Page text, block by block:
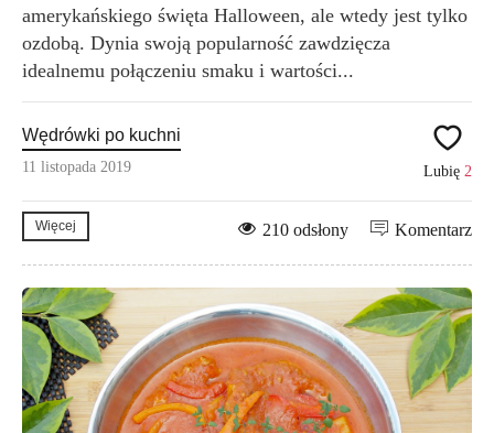
amerykańskiego święta Halloween, ale wtedy jest tylko
ozdobą. Dynia swoją popularność zawdzięcza
idealnemu połączeniu smaku i wartości...
Wędrówki po kuchni
11 listopada 2019 Lubię 2
Więcej Komentarz
210 odsłony